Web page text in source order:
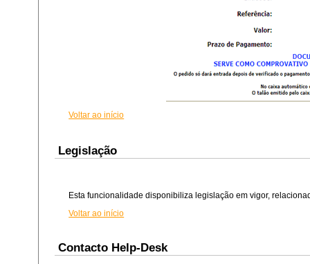
Voltar ao início
Legislação
Esta funcionalidade disponibiliza legislação em vigor,
Voltar ao início
Contacto Help-Desk